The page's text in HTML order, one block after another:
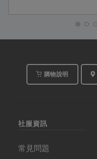
二種銀髮友善調理包洋
蔥燉牛肉與京醬燒肉上
架，這次，先來了解這
購物說明
社服資訊
常見問題